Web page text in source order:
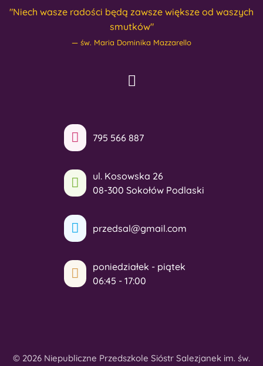
"Niech wasze radości będą zawsze większe od waszych
smutków"
św. Maria Dominika Mazzarello
795 566 887
ul. Kosowska 26
08-300 Sokołów Podlaski
przedsal@gmail.com
poniedziałek - piątek
06:45 - 17:00
© 2026 Niepubliczne Przedszkole Sióstr Salezjanek im. św.